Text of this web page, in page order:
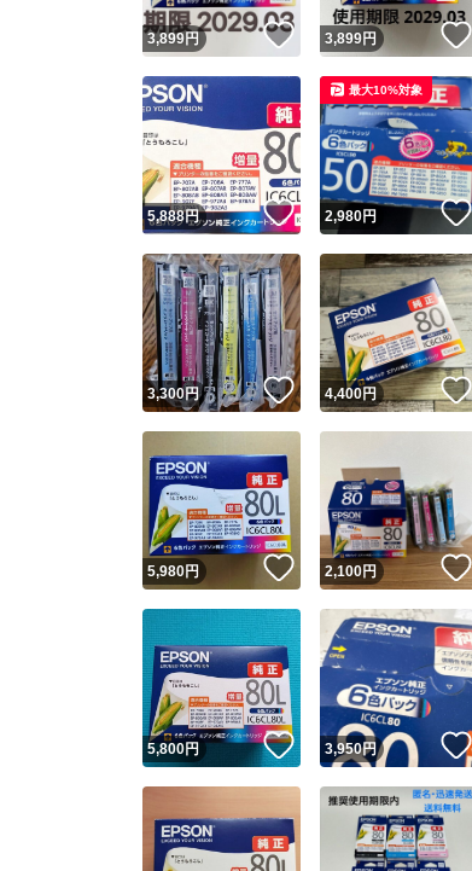
3,899円 いいね！
3,899円
5,888円 いいね！
2,980円
最大10%対象
3,300円 いいね！
4,400円
5,980円 いいね！
2,100円
5,800円 いいね！
3,950円